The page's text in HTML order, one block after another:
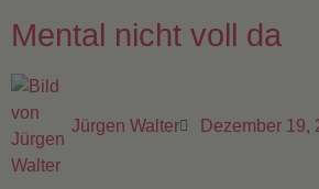
Mental nicht voll da
Jürgen Walter Dezember 19,